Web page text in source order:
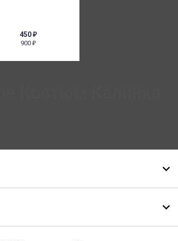
450₽
900 ₽